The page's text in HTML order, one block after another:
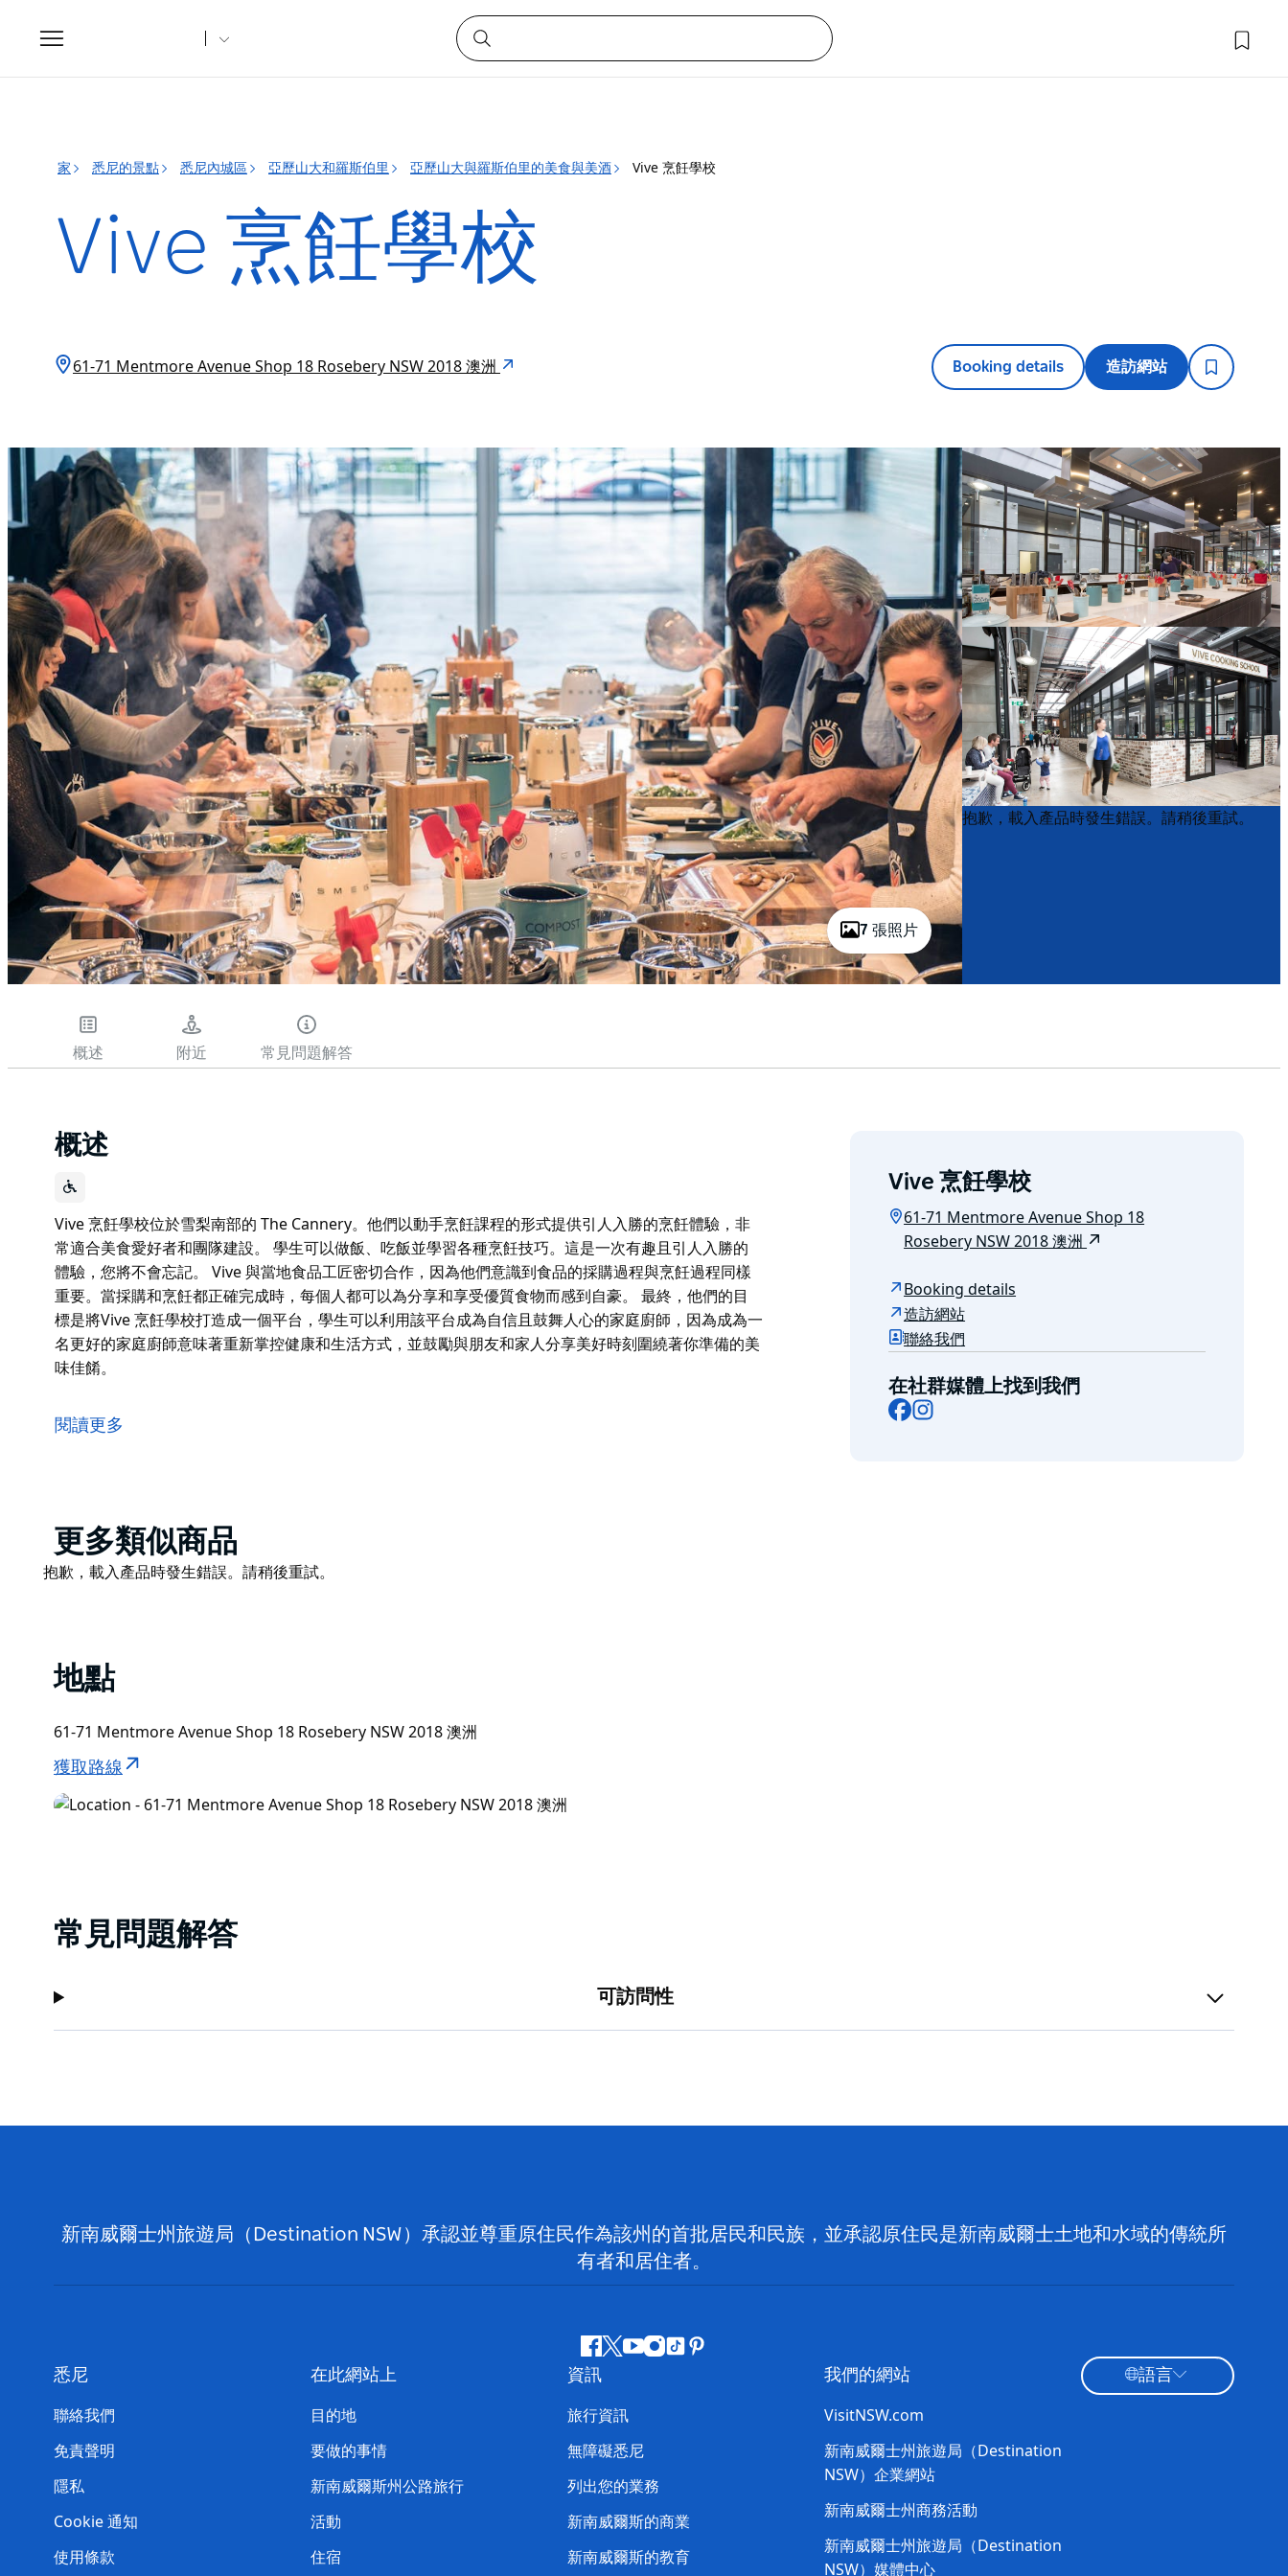
Toggle
navigation
家 悉尼的景點 悉尼內城區 亞歷山大和羅斯伯里 亞歷山大與羅斯伯里的美食與美酒 Vive 烹飪學校
Vive 烹飪學校
61-71 Mentmore Avenue Shop 18 Rosebery NSW 2018 澳洲 Booking details 造訪網站
7 張照片
Product
Product
抱歉，載入產品時發生錯誤。請稍後重試。
概述 附近 常見問題解答
概述
Vive 烹飪學校位於雪梨南部的 The Cannery。他們以動手烹飪課程的形式提供引人入勝的烹飪體驗，非
常適合美食愛好者和團隊建設。 學生可以做飯、吃飯並學習各種烹飪技巧。這是一次有趣且引人入勝的
體驗，您將不會忘記。 Vive 與當地食品工匠密切合作，因為他們意識到食品的採購過程與烹飪過程同樣
重要。當採購和烹飪都正確完成時，每個人都可以為分享和享受優質食物而感到自豪。 最終，他們的目
標是將Vive 烹飪學校打造成一個平台，學生可以利用該平台成為自信且鼓舞人心的家庭廚師，因為成為一
名更好的家庭廚師意味著重新掌控健康和生活方式，並鼓勵與朋友和家人分享美好時刻圍繞著你準備的美
味佳餚。
常適合美食愛好者和團隊建設。
最終，他們的目標是將Vive 烹飪學校打造成一個平台，學生可以利用該平台成為自信且鼓舞人心的家庭廚
師，因為成為一名更好的家庭廚師意味著重新掌控健康和生活方式，並鼓勵與朋友和家人分享美好時刻圍
閱讀更多
Vive 烹飪學校
61-71 Mentmore Avenue Shop 18
Rosebery NSW 2018 澳洲
Booking details
造訪網站
聯絡我們
在社群媒體上找到我們
Facebook
Product
List
更多類似商品
Product
抱歉，載入產品時發生錯誤。請稍後重試。
地點
61-71 Mentmore Avenue Shop 18 Rosebery NSW 2018 澳洲
獲取路線
常見問題解答
可訪問性
新南威爾士州旅遊局（Destination NSW）承認並尊重原住民作為該州的首批居民和民族，並承認原住民是新南威爾士土地和水域的傳統所
有者和居住者。
Facebook
嘰
喳
喳
Youtube
Instagram
抖 Pinterest
悉尼
聯絡我們
免責聲明
隱私
Cookie 通知
使用條款
在此網站上
目的地
要做的事情
新南威爾斯州公路旅行
活動
住宿
資訊
旅行資訊
無障礙悉尼
列出您的業務
新南威爾斯的商業
新南威爾斯的教育
我們的網站
VisitNSW.com
新南威爾士州旅遊局（Destination
NSW）企業網站​
新南威爾士州商務活動
新南威爾士州旅遊局（Destination
NSW）媒體中心
語言